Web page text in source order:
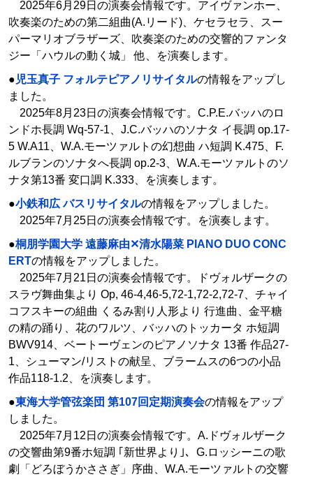
2025年6月29日の演奏会情報です。アイヴァンホー、
吹奏楽のための第二組曲(A.リード)、ケセラセラ、スー
パーマリオブラザーズ、吹奏楽のための交響的ファンタ
ジー「ハウルの動く城」 他、を演奏します。
● 児玉真子 フォルテピアノリサイタルの情報をアップし
ました。
2025年8月23日の演奏会情報です。C.P.E.バッハのロ
ンドホ長調 Wq-57-1、J.C.バッハのソナタ イ長調 op.17-
5 W.A11、W.A.モーツァルトの幻想曲 ハ短調 K.475、F.
ルブランのソナタへ長調 op.2-3、W.A.モーツァルトのソ
ナタ第13番 変口調 K.333、を演奏します。
●小鉄和広 バスリサイタルの情報をアップしました。
2025年7月25日の演奏会情報です。を演奏します。
●桐朋学園大学 遠藤麻由✕清水陽菜 PIANO DUO CONC
ERTの情報をアップしました。
2025年7月21日の演奏会情報です。ドヴォルザークの
スラヴ舞曲集より Op, 46-4,46-5,72-1,72-2,72-7、チャイ
コフスキーの組曲 くるみ割り人形より 行進曲、金平糖
の精の踊り、花のワルツ、バッハのトッカータ ホ短調
BWV914、ベートーヴェンのピアノソナタ 13番 作品27-
1、シューマン/リストの献呈、ブラームスの6つの小品
作品118-1.2、を演奏します。
●東海大学管弦楽団 第107回定期演奏会の情報をアップ
しました。
2025年7月12日の演奏会情報です。A.ドヴォルザーク
の交響曲第9番ホ短調 ｢新世界より｣、G.ロッシーニの歌
劇「どろぼうかささぎ」序曲、W.A.モーツァルトの交響